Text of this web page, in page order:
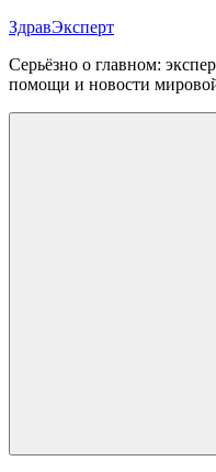
Перейти
содержимому
ЗдравЭксперт
Серьёзно о главном:
помощи и новости